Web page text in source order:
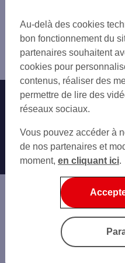
BOIS GUILLAUME HAIE
LE GRAND QUEVILLY
LE MESNIL ESNARD
MAROMME
OISSEL
QUINCAMPOIX
MONTVILLE
PAVILLY
DÉVILLE-LÈS-ROUEN
CANTELEU
LE GRAND-QUEVILLY
MAROMME
SAINT-ÉTIENNE-DU-
GRAND-COURONNE
OISSEL
ELBEUF
CAUDEBEC-LÈS-ELBEUF
VAL-DE-REUIL
Rouen
Agence ROUEN GRAND
Nos
Autres
Au-delà des cookies
bon fonctionnement du
partenaires souhaitent
cookies pour
contenus, réaliser des
permettre de lire des
réseaux sociaux.
Vous pouvez accéder à
de nos partenaires et
moment, en cliquant ici.